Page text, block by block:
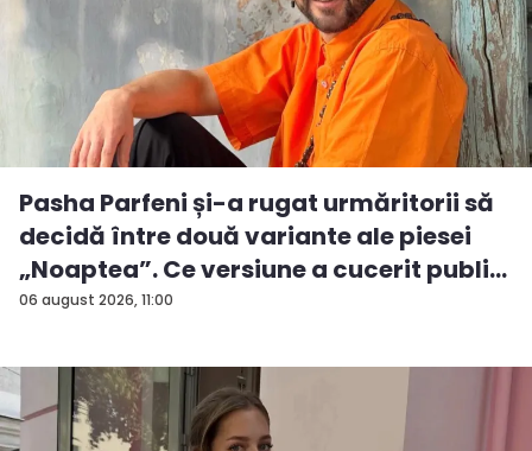
06 august 2026, 11:00
Pasha Parfeni și-a rugat urmăritorii să
decidă între două variante ale piesei
„Noaptea”. Ce versiune a cucerit publi...